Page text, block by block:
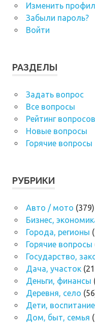
Изменить
Забыли пароль?
Войти
РАЗДЕЛЫ
Задать вопрос
Все вопросы
Рейтинг вопросов
Новые вопросы
Горячие вопросы
РУБРИКИ
Авто / мото (379)
Бизнес,
Города, регионы
Горячие вопросы
Государство,
Дача, участок
Деньги, финансы
Деревня, село
Дети, воспитание
Дом, быт, семья